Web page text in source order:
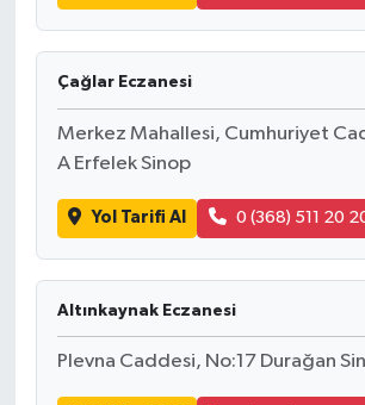
Çağlar Eczanesi
Merkez Mahallesi, Cumhuriyet
A Erfelek Sinop
Yol Tarifi Al 0 (368) 511 20
Altınkaynak Eczanesi
Plevna Caddesi, No:17 Durağan